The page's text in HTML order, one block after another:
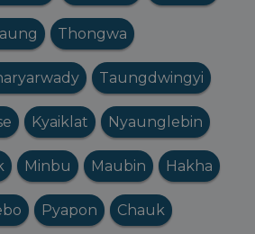
Thongwa
Taungdwingyi
Kyaiklat Nyaunglebin
Minbu Maubin Hakha
Pyapon Chauk